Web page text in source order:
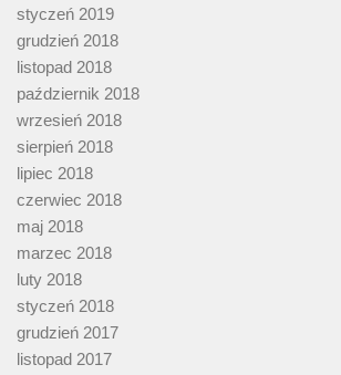
styczeń 2019
grudzień 2018
listopad 2018
październik 2018
wrzesień 2018
sierpień 2018
lipiec 2018
czerwiec 2018
maj 2018
marzec 2018
luty 2018
styczeń 2018
grudzień 2017
listopad 2017